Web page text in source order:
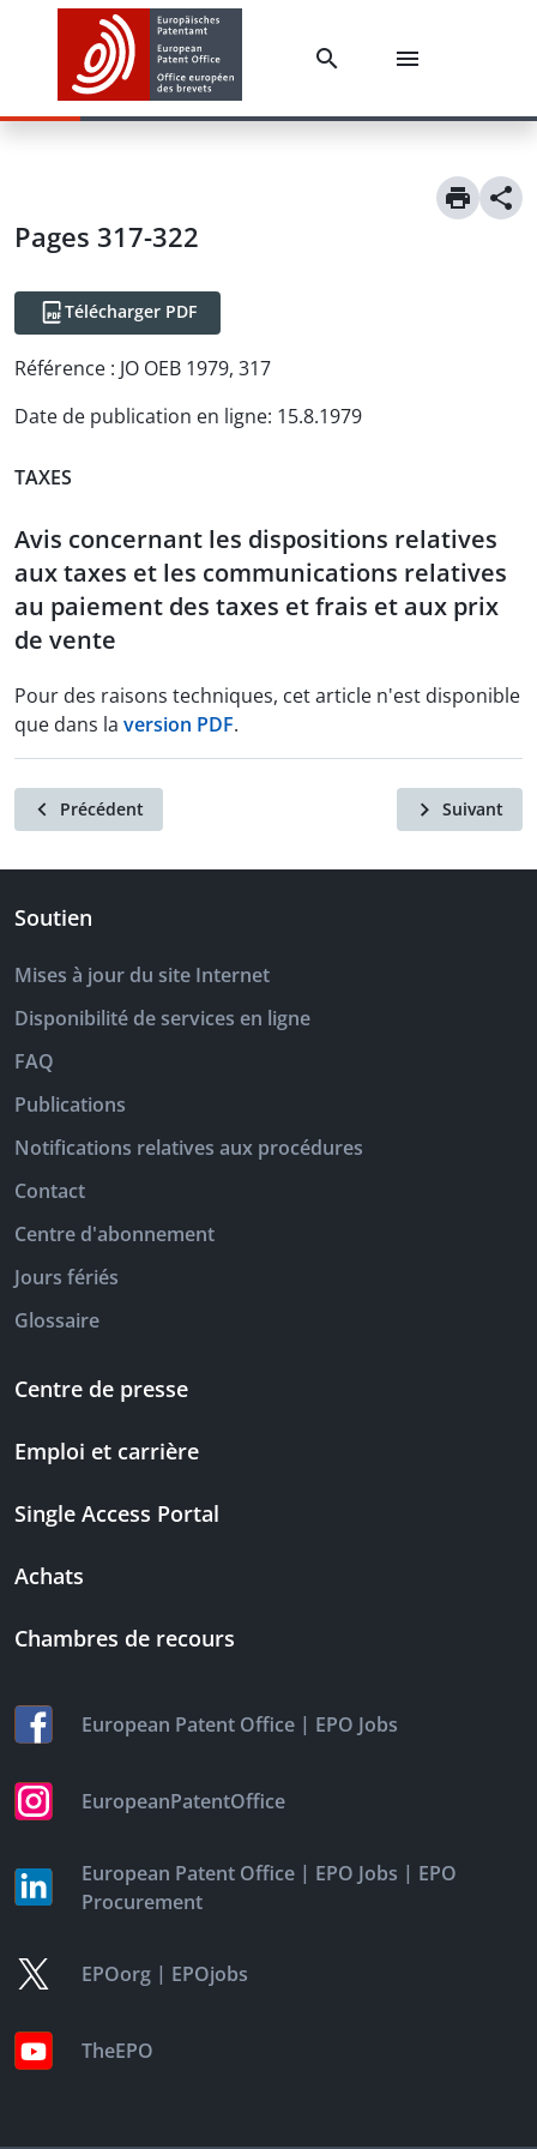
Pages 317-322
Télécharger PDF
Référence : JO OEB 1979, 317
Date de publication en ligne: 15.8.1979
TAXES
Avis concernant les dispositions relatives
aux taxes et les communications relatives
au paiement des taxes et frais et aux prix
de vente
Pour des raisons techniques, cet article n'est disponible
que dans la version PDF.
Précédent Suivant
Soutien
Mises à jour du site Internet
Disponibilité de services en ligne
FAQ
Publications
Notifications relatives aux procédures
Contact
Centre d'abonnement
Jours fériés
Glossaire
Centre de presse
Emploi et carrière
Single Access Portal
Achats
Chambres de recours
European Patent Office | EPO Jobs
EuropeanPatentOffice
European Patent Office | EPO Jobs | EPO
Procurement
EPOorg | EPOjobs
TheEPO